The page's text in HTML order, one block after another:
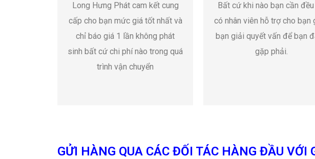
Long Hưng Phát cam kết cung
cấp cho bạn mức giá tốt nhất và
chỉ báo giá 1 lần không phát
sinh bất cứ chi phí nào trong quá
trình vận chuyển
Bất cứ khi nào bạn cần
có nhân viên hỗ trợ cho bạn
bạn giải quyết vấn để bạn
gặp phải.
GỬI HÀNG QUA CÁC ĐỐI TÁC HÀNG ĐẦU VỚI